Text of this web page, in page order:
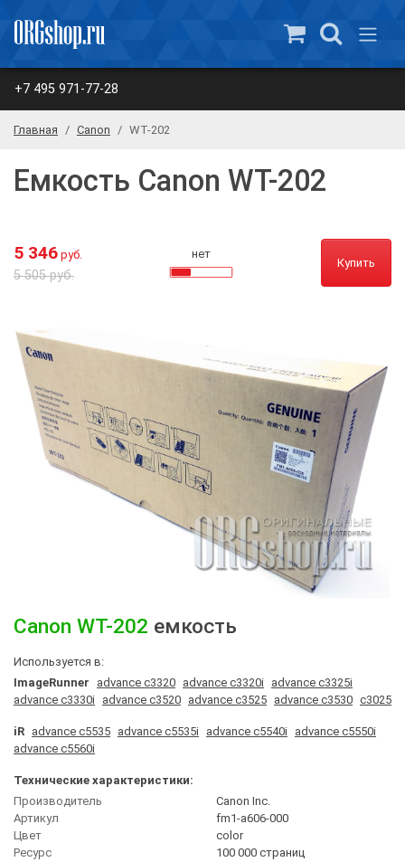
+7 495 971-77-28
Главная Canon WT-202
Емкость Canon WT-202
5 346 руб.
5 505 руб.
нет
Купить
Canon WT-202 емкость
Используется в:
ImageRunner
advance c3320 advance c3320i advance c3325i
advance c3330i advance c3520 advance c3525 advance c3530 c3025
iR advance c5535 advance c5535i advance c5540i advance c5550i
advance c5560i
Технические характеристики:
Производитель
Canon Inc.
Артикул
fm1-a606-000
Цвет
сolor
Ресурс
100 000 страниц